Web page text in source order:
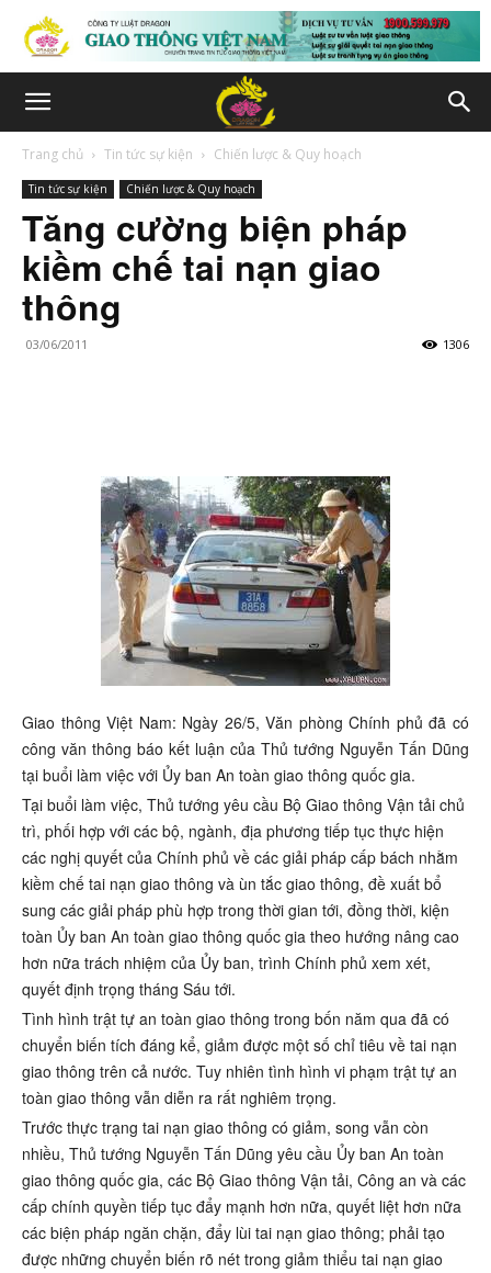
Trang chủ Tin tức sự kiện Chiến lược & Quy hoạch
Tin tức sự kiện Chiến lược & Quy hoạch
Tăng cường biện pháp
kiềm chế tai nạn giao
thông
03/06/2011 1306
Giao thông Việt Nam: Ngày 26/5, Văn phòng Chính phủ đã có
công văn thông báo kết luận của Thủ tướng Nguyễn Tấn Dũng
tại buổi làm việc với Ủy ban An toàn giao thông quốc gia.
Tại buổi làm việc, Thủ tướng yêu cầu Bộ Giao thông Vận tải chủ
trì, phối hợp với các bộ, ngành, địa phương tiếp tục thực hiện
các nghị quyết của Chính phủ về các giải pháp cấp bách nhằm
kiềm chế tai nạn giao thông và ùn tắc giao thông, đề xuất bổ
sung các giải pháp phù hợp trong thời gian tới, đồng thời, kiện
toàn Ủy ban An toàn giao thông quốc gia theo hướng nâng cao
hơn nữa trách nhiệm của Ủy ban, trình Chính phủ xem xét,
quyết định trọng tháng Sáu tới.
Tình hình trật tự an toàn giao thông trong bốn năm qua đã có
chuyển biến tích đáng kể, giảm được một số chỉ tiêu về tai nạn
giao thông trên cả nước. Tuy nhiên tình hình vi phạm trật tự an
toàn giao thông vẫn diễn ra rất nghiêm trọng.
Trước thực trạng tai nạn giao thông có giảm, song vẫn còn
nhiều, Thủ tướng Nguyễn Tấn Dũng yêu cầu Ủy ban An toàn
giao thông quốc gia, các Bộ Giao thông Vận tải, Công an và các
cấp chính quyền tiếp tục đẩy mạnh hơn nữa, quyết liệt hơn nữa
các biện pháp ngăn chặn, đẩy lùi tai nạn giao thông; phải tạo
được những chuyển biến rõ nét trong giảm thiểu tai nạn giao